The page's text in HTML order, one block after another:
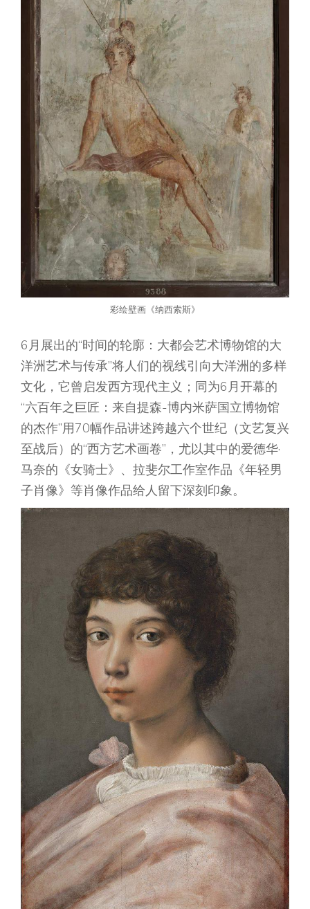
彩绘壁画《纳西索斯》
6月展出的“时间的轮廓：大都会艺术博物馆的大
洋洲艺术与传承”将人们的视线引向大洋洲的多样
文化，它曾启发西方现代主义；同为6月开幕的
“六百年之巨匠：来自提森-博内米萨国立博物馆
的杰作”用70幅作品讲述跨越六个世纪（文艺复兴
至战后）的“西方艺术画卷”，尤以其中的爱德华·
马奈的《女骑士》、拉斐尔工作室作品《年轻男
子肖像》等肖像作品给人留下深刻印象。